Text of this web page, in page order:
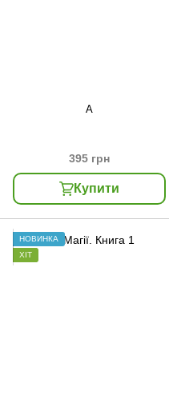
А
395 грн
Купити
НОВИНКА
ХІТ